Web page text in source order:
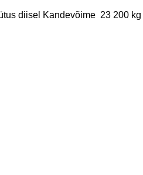
diisel Kandevõime 23 200 kg